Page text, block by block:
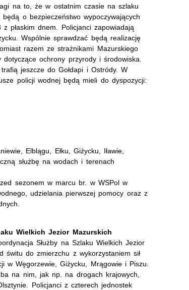
na to, że w ostatnim czasie na szlaku
o bezpieczeństwo wypoczywających
płaskim dnem. Policjanci zapowiadają
Wspólnie sprawdzać będą realizację
razem ze strażnikami Mazurskiego
ochrony przyrody i środowiska.
jeszcze do Gołdapi i Ostródy. W
policji wodnej będą mieli do dyspozycji:
Elblągu, Ełku, Giżycku, Iławie,
służbę na wodach i terenach
sezonem w marcu br. w WSPol w
udzielania pierwszej pomocy oraz z
Wielkich Jezior Mazurskich
Służby na Szlaku Wielkich Jezior
świtu do zmierzchu z wykorzystaniem sił
w Węgorzewie, Giżycku, Mrągowie i Piszu.
na nim, jak np. na drogach krajowych,
Policjanci z czterech jednostek